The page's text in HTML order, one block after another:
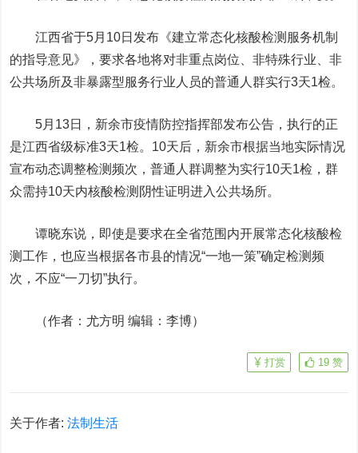
江西省于5月10日发布《建立常态化核酸检测服务机制
的指导意见》，要求各地将对非重点岗位、非特殊行业、非
公共场所及非暴露型服务行业人员的普通人群实行3天1检。
5月13日，新余市疫情防控指挥部发布公告，执行的正
是江西省级标准3天1检。10天后，新余市根据当地实际情况
宣布动态调整检测频次，普通人群调整为实行10天1检，群
众需持10天内核酸检测阴性证明进入公共场所。
谭晓东说，即使是要求在全省范围内开展常态化核酸检
测工作，也应当根据各市县的情况“一地一策”确定检测频
次，不应“一刀切”执行。
（作者：尤方明 编辑：李博）
19 赞
打赏
关于作者:法制生活